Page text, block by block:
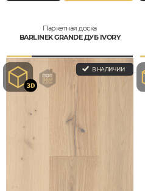
Паркетная доска
BARLINEK GRANDE ДУБ IVORY
В НАЛИЧИИ